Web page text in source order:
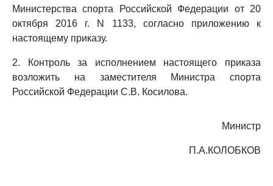
Министерства спорта Российской Федерации от 20
октября 2016 г. N 1133, согласно приложению к
настоящему приказу.
2. Контроль за исполнением настоящего приказа
возложить на заместителя Министра спорта
Российской Федерации С.В. Косилова.
Министр
П.А.КОЛОБКОВ